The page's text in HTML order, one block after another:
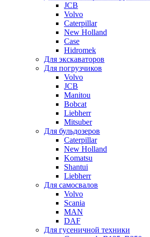
JCB
Volvo
Caterpillar
New Holland
Case
Hidromek
Для экскаваторов
Для погрузчиков
Volvo
JCB
Manitou
Bobcat
Liebherr
Mitsuber
Для бульдозеров
Caterpillar
New Holland
Komatsu
Shantui
Liebherr
Для самосвалов
Volvo
Scania
MAN
DAF
Для гусеничной техники